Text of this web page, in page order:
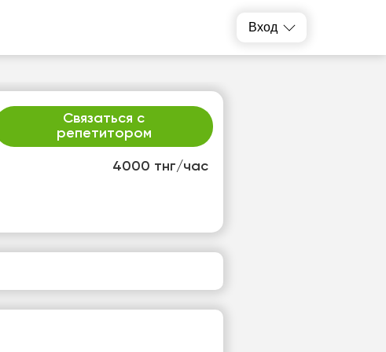
Вход
4000 тнг/час
Связаться с
репетитором
12
13
свободных
свободных